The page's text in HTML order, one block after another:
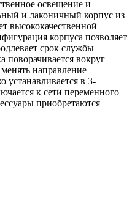
освещение и
и лаконичный корпус из
высококачественной
корпуса позволяет
срок службы
поворачивается вокруг
направление
устанавливается в 3-
к сети переменного
приобретаются